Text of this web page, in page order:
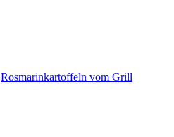
Rosmarinkartoffeln vom Grill